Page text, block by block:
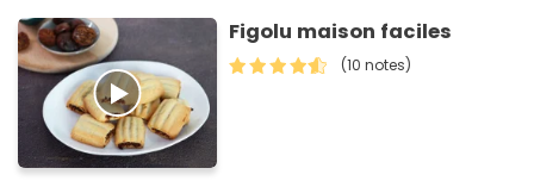
Figolu maison faciles
(10 notes)